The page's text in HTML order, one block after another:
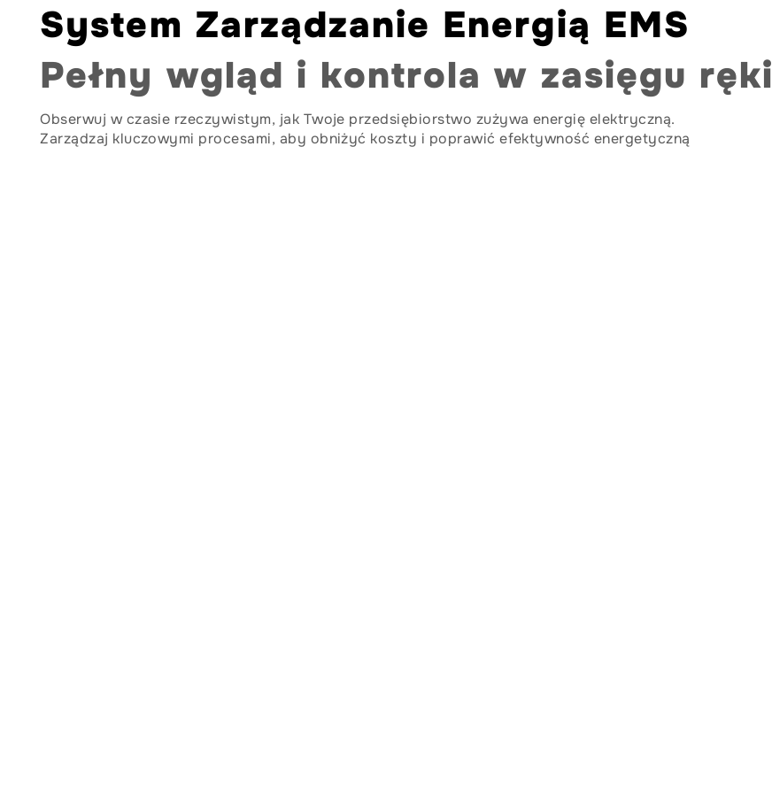
System Zarządzanie Energią EMS
Pełny wgląd i kontrola w zasięgu ręki
Obserwuj w czasie rzeczywistym, jak Twoje przedsiębiorstwo zużywa energię elektryczną.
Zarządzaj kluczowymi procesami, aby obniżyć koszty i poprawić efektywność energetyczną